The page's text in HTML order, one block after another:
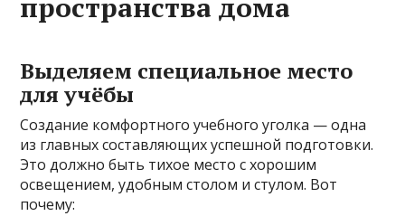
пространства дома
Выделяем специальное место
для учёбы
Создание комфортного учебного уголка — одна
из главных составляющих успешной подготовки.
Это должно быть тихое место с хорошим
освещением, удобным столом и стулом. Вот
почему: